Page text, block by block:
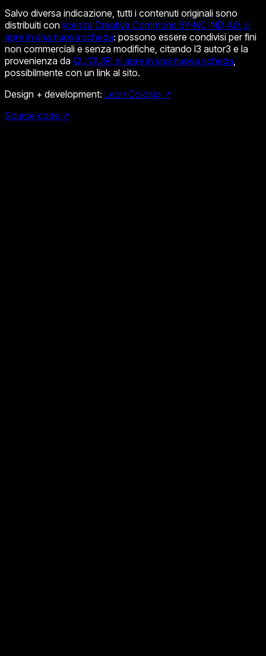
Salvo diversa indicazione, tutti i contenuti originali sono
distribuiti con licenza Creative Commons BY-NC-ND 4.0, si
apre in una nuova scheda: possono essere condivisi per fini
non commerciali e senza modifiche, citando l3 autor3 e la
provenienza da QU’OUÏR, si apre in una nuova scheda,
possibilmente con un link al sito.
Design + development: Leon Colosio ↗
Source code ↗